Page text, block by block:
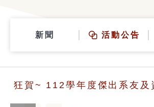
新聞 活動公告
狂賀~ 112學年度傑出系友及